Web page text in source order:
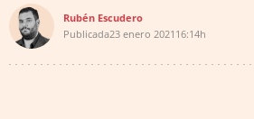
Rubén Escudero
Publicada23 enero 2021 16:14h